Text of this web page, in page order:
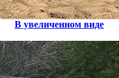
В увеличенном виде